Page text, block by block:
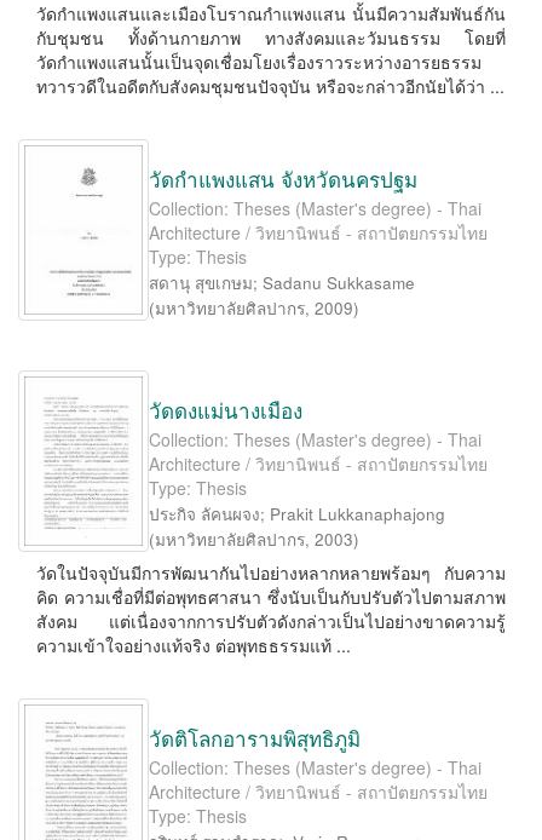
วัดกำแพงแสนและเมืองโบราณกำแพงแสน นั้นมีความสัมพันธ์กัน
กับชุมชน ทั้งด้านกายภาพ ทางสังคมและวัมนธรรม โดยที่
วัดกำแพงแสนนั้นเป็นจุดเชื่อมโยงเรื่องราวระหว่างอารยธรรม
ทวารวดีในอดีตกับสังคมชุมชนปัจจุบัน หรือจะกล่าวอีกนัยได้ว่า ...
วัดกำแพงแสน จังหวัดนครปฐม
Collection: Theses (Master's degree) - Thai
Architecture / วิทยานิพนธ์ - สถาปัตยกรรมไทย
Type: Thesis
สดานุ สุขเกษม; Sadanu Sukkasame
(มหาวิทยาลัยศิลปากร, 2009)
วัดดงแม่นางเมือง
Collection: Theses (Master's degree) - Thai
Architecture / วิทยานิพนธ์ - สถาปัตยกรรมไทย
Type: Thesis
ประกิจ ลัคนผจง; Prakit Lukkanaphajong
(มหาวิทยาลัยศิลปากร, 2003)
วัดในปัจจุบันมีการพัฒนากันไปอย่างหลากหลายพร้อมๆ กับความ
คิด ความเชื่อที่มีต่อพุทธศาสนา ซึ่งนับเป็นกับปรับตัวไปตามสภาพ
สังคม แต่เนื่องจากการปรับตัวดังกล่าวเป็นไปอย่างขาดความรู้
ความเข้าใจอย่างแท้จริง ต่อพุทธธรรมแท้ ...
วัดติโลกอารามพิสุทธิภูมิ
Collection: Theses (Master's degree) - Thai
Architecture / วิทยานิพนธ์ - สถาปัตยกรรมไทย
Type: Thesis